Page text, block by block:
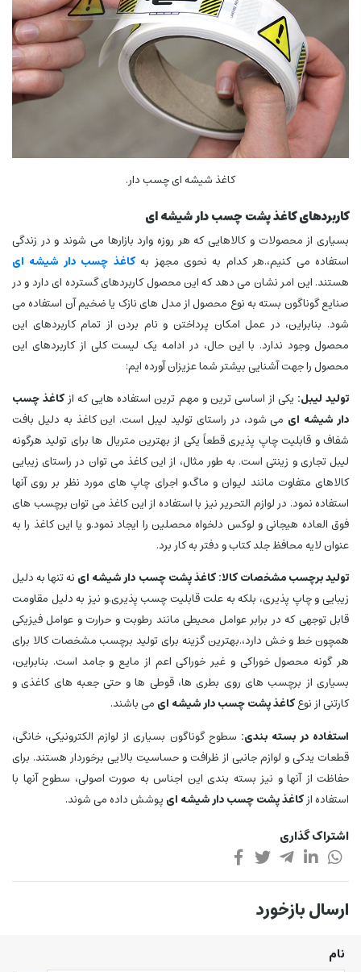
کاغذ شیشه ای چسب دار.
کاربردهای کاغذ پشت چسب دار شیشه ای
بسیاری از محصولات و کالاهایی که هر روزه وارد بازارها می‌ شوند و در زندگی
استفاده می‌ کنیم،.هر کدام به نحوی مجهز به کاغذ چسب دار شیشه ای
هستند. این امر نشان می‌ دهد که این محصول کاربردهای گسترده‌ ای دارد و در
صنایع گوناگون بسته به نوع محصول از مدل‌ های نازک یا ضخیم آن استفاده می‌
شود. بنابراین، در عمل امکان پرداختن و نام بردن از تمام کاربردهای این
محصول وجود ندارد. با این حال، در ادامه یک لیست کلی از کاربردهای این
محصول را جهت آشنایی بیشتر شما عزیزان آورده‌ ایم:
تولید لیبل: یکی از اساسی‌ ترین و مهم‌ ترین استفاده‌ هایی که ازکاغذ چسب
دار شیشه ای می‌ شود، در راستای تولید لیبل است. این کاغذ به دلیل بافت
شفاف و قابلیت چاپ پذیری قطعاً یکی از بهترین متریال‌ ها برای تولید هرگونه
لیبل تجاری و زینتی است. به طور مثال، از این کاغذ می توان در راستای زیبایی
کالاهای متفاوت مانند لیوان و ماگ.و اجرای چاپ های مورد نظر بر روی آنها
استفاده نمود. در لوازم التحریر نیز با استفاده از این کاغذ می توان برچسب های
فوق العاده هیجانی و لوکس دلخواه محصلین را ایجاد نمود.و یا این کاغذ را به
عنوان لایه محافظ جلد کتاب و دفتر به کار برد.
تولید برچسب مشخصات کالا:کاغذ پشت چسب دار شیشه ای نه تنها به دلیل
زیبایی و چاپ پذیری، بلکه به علت قابلیت چسب پذیری.و نیز به دلیل مقاومت
قابل توجهی که در برابر عوامل محیطی مانند رطوبت و حرارت و عوامل فیزیکی
همچون خط و خش دارد،.بهترین گزینه برای تولید برچسب مشخصات کالا برای
هر گونه محصول خوراکی و غیر خوراکی اعم از مایع و جامد است. بنابراین،
بسیاری از برچسب های روی بطری ها، قوطی ها و حتی جعبه های کاغذی و
کارتنی از نوعکاغذ پشت چسب دار شیشه ای می باشند.
استفاده در بسته بندی: سطوح گوناگون بسیاری از لوازم الکترونیکی، خانگی،
قطعات یدکی و لوازم جانبی از ظرافت و حساسیت بالایی برخوردار هستند. برای
حفاظت از آنها و نیز بسته بندی این اجناس به صورت اصولی، سطوح آنها با
استفاده ازکاغذ پشت چسب دار شیشه ای پوشش داده می شوند.
اشتراک گذاری
ارسال بازخورد
نام